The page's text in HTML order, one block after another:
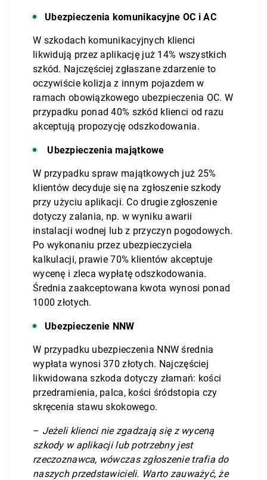
Ubezpieczenia komunikacyjne OC i AC
W szkodach komunikacyjnych klienci
likwidują przez aplikację już 14% wszystkich
szkód. Najczęściej zgłaszane zdarzenie to
oczywiście kolizja z innym pojazdem w
ramach obowiązkowego ubezpieczenia OC. W
przypadku ponad 40% szkód klienci od razu
akceptują propozycję odszkodowania.
Ubezpieczenia majątkowe
W przypadku spraw majątkowych już 25%
klientów decyduje się na zgłoszenie szkody
przy użyciu aplikacji. Co drugie zgłoszenie
dotyczy zalania, np. w wyniku awarii
instalacji wodnej lub z przyczyn pogodowych.
Po wykonaniu przez ubezpieczyciela
kalkulacji, prawie 70% klientów akceptuje
wycenę i zleca wypłatę odszkodowania.
Średnia zaakceptowana kwota wynosi ponad
1000 złotych.
Ubezpieczenie NNW
W przypadku ubezpieczenia NNW średnia
wypłata wynosi 370 złotych. Najczęściej
likwidowana szkoda dotyczy złamań: kości
przedramienia, palca, kości śródstopia czy
skręcenia stawu skokowego.
– Jeżeli klienci nie zgadzają się z wyceną
szkody w aplikacji lub potrzebny jest
rzeczoznawca, wówczas zgłoszenie trafia do
naszych przedstawicieli. Warto zauważyć, że